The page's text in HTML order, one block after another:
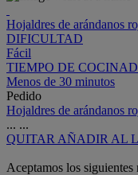
Hojaldres de arándanos
DIFICULTAD
Fácil
TIEMPO DE
Menos de 30 minutos
Pedido
Hojaldres de arándanos
... ...
QUITAR AÑADIR AL
Aceptamos los siguientes